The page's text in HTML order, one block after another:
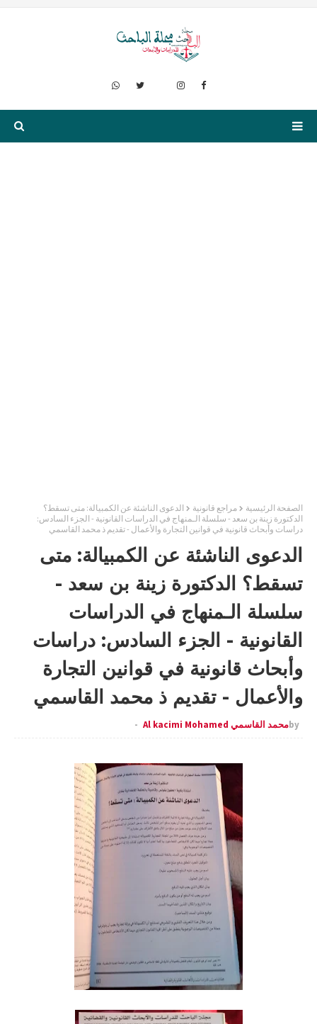
الصفحة الرئيسية مراجع قانونية
الدعوى الناشئة عن الكمبيالة: متى تسقط؟
الدكتورة زينة بن سعد - سلسلة الـمنهاج في الدراسات القانونية - الجزء السادس:
دراسات وأبحاث قانونية في قوانين التجارة والأعمال - تقديم ذ محمد القاسمي
الدعوى الناشئة عن الكمبيالة: متى
تسقط؟ الدكتورة زينة بن سعد -
سلسلة الـمنهاج في الدراسات
القانونية - الجزء السادس: دراسات
وأبحاث قانونية في قوانين التجارة
والأعمال - تقديم ذ محمد القاسمي
byمحمد القاسمي Al kacimi Mohamed